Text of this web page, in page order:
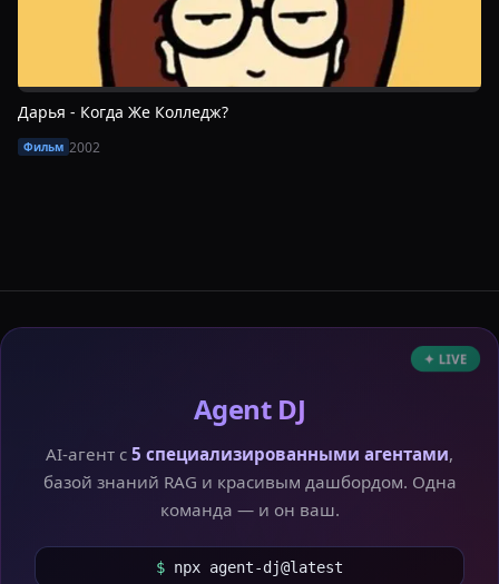
Дарья - Когда Же Колледж?
Фильм 2002
✦ LIVE
Agent DJ
AI-агент с 5 специализированными агентами,
базой знаний RAG и красивым дашбордом. Одна
команда — и он ваш.
$ npx agent-dj@latest